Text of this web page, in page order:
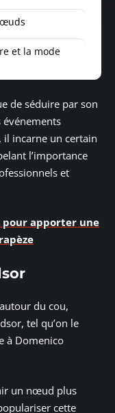
et la mode
de séduire par son
il incarne un certain
l’importance
et
pour apporter une
du cou,
tel qu’on le
à Domenico
un nœud plus
cette